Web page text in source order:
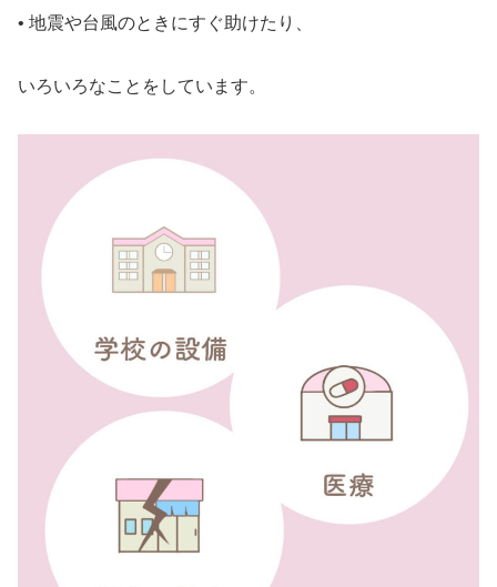
• 地震や台風のときにすぐ助けたり、
いろいろなことをしています。